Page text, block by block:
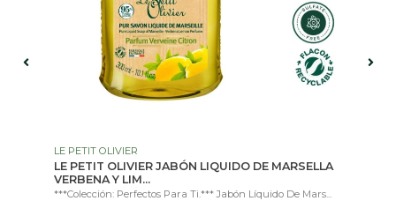
LE PETIT OLIVIER
LE PETIT OLIVIER JABÓN LIQUIDO DE MARSELLA
VERBENA Y LIM...
***Colección: Perfectos Para Ti.*** Jabón Líquido De Mars...